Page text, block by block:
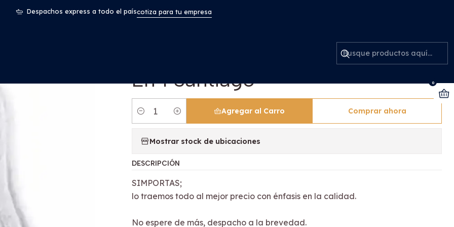
0
Despachos express a todo el paíscotiza para tu empresa
Inicio Repuesto 1 Paño Mopa Vapor 5 En 1 Santiago
Repuesto 1 Paño Mopa Vapor 5
En 1 Santiago
Cantidad
Agregar al Carro Comprar ahora
Mostrar stock de ubicaciones
DESCRIPCIÓN
SIMPORTAS;
lo traemos todo al mejor precio con énfasis en la calidad.
No espere de más, despacho a la brevedad.